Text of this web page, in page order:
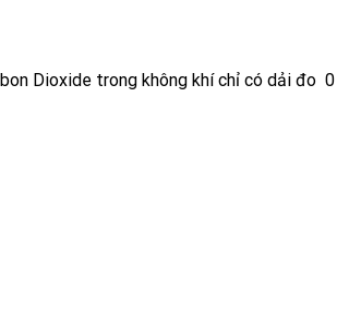
Dioxide trong không khí chỉ có dải đo